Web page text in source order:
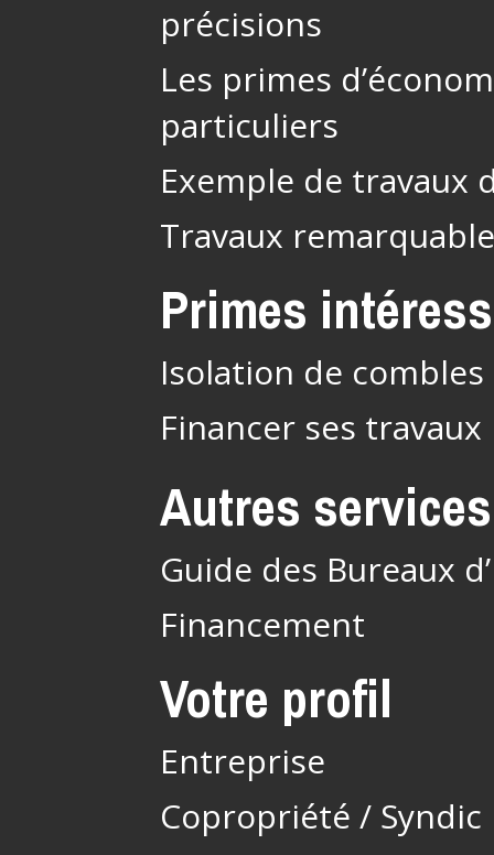
précisions
Les primes
particuliers
Exemple de travaux
Travaux
Primes
Isolation de
Financer ses travaux
Autres services
Guide des Bureaux
Financement
Votre profil
Entreprise
Copropriété / Syndic